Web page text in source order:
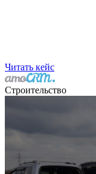
Читать кейс
Строительство